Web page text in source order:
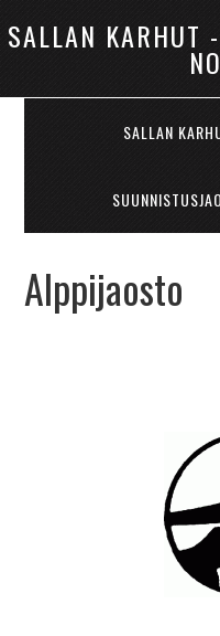
SALLAN KARHUT
SALLAN
Alppijaosto